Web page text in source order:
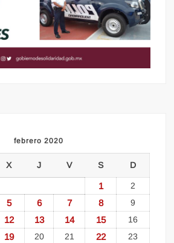
febrero 2020
X J V S D
1 2
5 6 7 8 9
12 13 14 15 16
19 20 21 22 23